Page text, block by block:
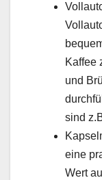
Kaffee
und
sind
eine
Wert